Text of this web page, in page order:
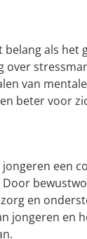
als het
over
van
beter voor
een
en
jongeren en